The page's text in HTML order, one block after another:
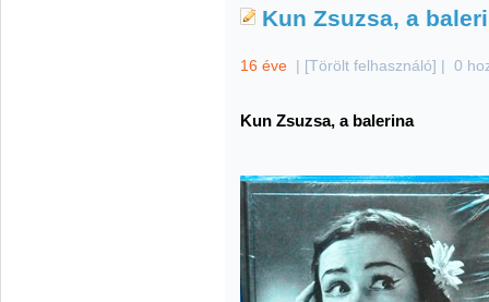
Kun Zsuzsa, a
16 éve | [Törölt felhasználó] | 0
Kun Zsuzsa, a balerina